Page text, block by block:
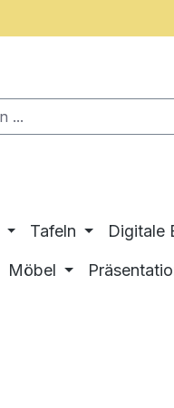
Tafeln Digitale
Möbel